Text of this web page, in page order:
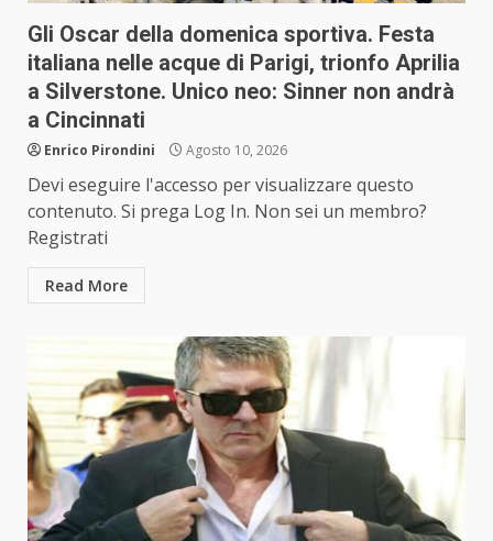
Gli Oscar della domenica sportiva. Festa
italiana nelle acque di Parigi, trionfo Aprilia
a Silverstone. Unico neo: Sinner non andrà
a Cincinnati
Enrico Pirondini Agosto 10, 2026
Devi eseguire l'accesso per visualizzare questo
contenuto. Si prega Log In. Non sei un membro?
Registrati
Read More